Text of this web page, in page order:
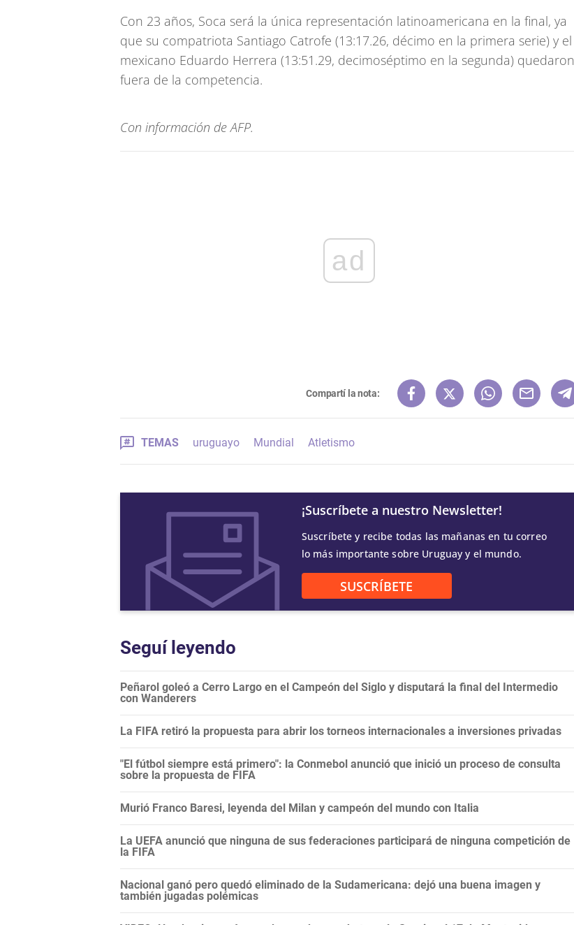
Con 23 años, Soca será la única representación latinoamericana en la final, ya
que su compatriota Santiago Catrofe (13:17.26, décimo en la primera serie) y el
mexicano Eduardo Herrera (13:51.29, decimoséptimo en la segunda) quedaron
fuera de la competencia.
Con información de AFP.
ad
Compartí la nota:
TEMAS uruguayo Mundial Atletismo
¡Suscríbete a nuestro Newsletter!
Suscríbete y recibe todas las mañanas en tu correo
lo más importante sobre Uruguay y el mundo.
SUSCRÍBETE
Seguí leyendo
Peñarol goleó a Cerro Largo en el Campeón del Siglo y disputará la final del Intermedio
con Wanderers
La FIFA retiró la propuesta para abrir los torneos internacionales a inversiones privadas
"El fútbol siempre está primero": la Conmebol anunció que inició un proceso de consulta
sobre la propuesta de FIFA
Murió Franco Baresi, leyenda del Milan y campeón del mundo con Italia
La UEFA anunció que ninguna de sus federaciones participará de ninguna competición de
la FIFA
Nacional ganó pero quedó eliminado de la Sudamericana: dejó una buena imagen y
también jugadas polémicas